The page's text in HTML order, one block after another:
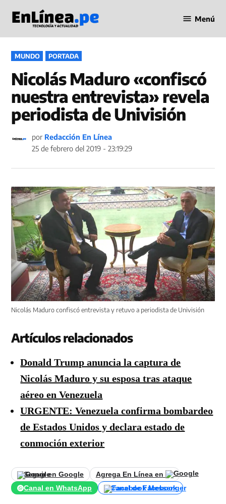
contenido
en Línea
Menú
PUBLICADO
EN
MUNDO PORTADA
Nicolás Maduro «confiscó
nuestra entrevista» revela
periodista de Univisión
por Redacción En Línea
25 de febrero del 2019 - 23:19:29
Nicolás Maduro confiscó entrevista y retuvo a periodista de Univisión
Artículos relacionados
Donald Trump anuncia la captura de
Nicolás Maduro y su esposa tras ataque
aéreo en Venezuela
URGENTE: Venezuela confirma bombardeo
de Estados Unidos y declara estado de
conmoción exterior
Seguir en Google
Agrega En Línea en
Canal en WhatsApp
Canal de Facebook